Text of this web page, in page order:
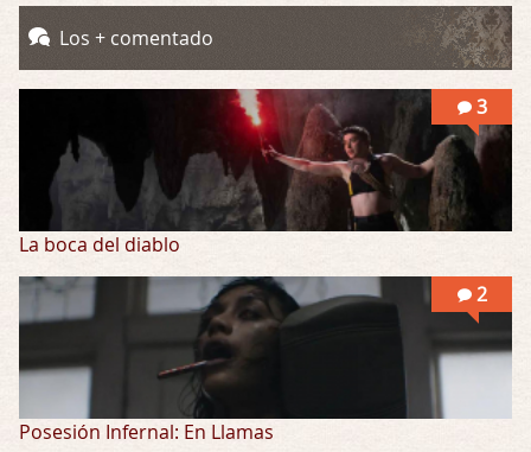
Possession
Por: Mountain
Llevo toda una vida para verla y nunca lo …
Los + comentado
3
La boca del diablo
2
Posesión Infernal: En Llamas